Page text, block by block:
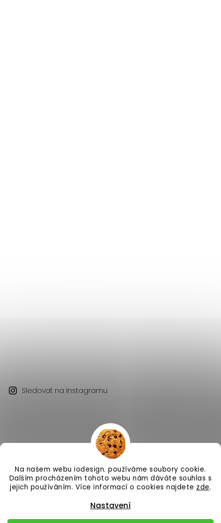
Na našem webu iodesign. používáme soubory cookie.
Dalším procházením tohoto webu nám dáváte souhlas s
jejich používáním. Více informací o cookies najdete zde.
Nastavení
Sledovat na Instagramu
Copyright 2026 iodesign. . Všechna práva vyhrazena.
Vytvořil Shoptet| DesignShoptak.cz